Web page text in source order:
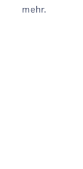
mehr.